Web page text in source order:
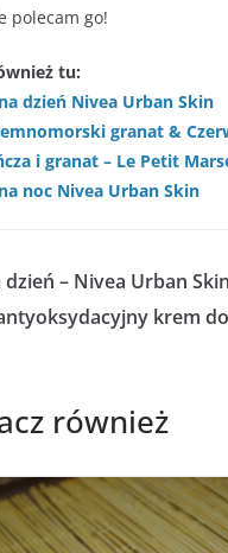
polecam go!
tu:
dzień Nivea Urban Skin
granat &
i granat – Le Petit
noc Nivea Urban Skin
dzień – Nivea Urban Skin
krem
również